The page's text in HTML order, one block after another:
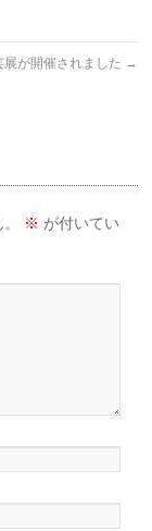
が開催されました →
※ が付いてい